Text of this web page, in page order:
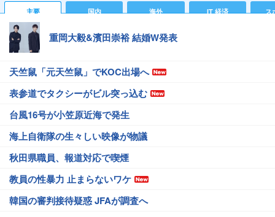
主要 国内 海外 IT 経済 ス
重岡大毅&濱田崇裕 結婚W発表
天竺鼠「元天竺鼠」でKOC出場へ
表参道でタクシーがビル突っ込む
台風16号が小笠原近海で発生
海上自衛隊の生々しい映像が物議
秋田県職員、報道対応で喫煙
教員の性暴力 止まらないワケ
韓国の審判接待疑惑 JFAが調査へ